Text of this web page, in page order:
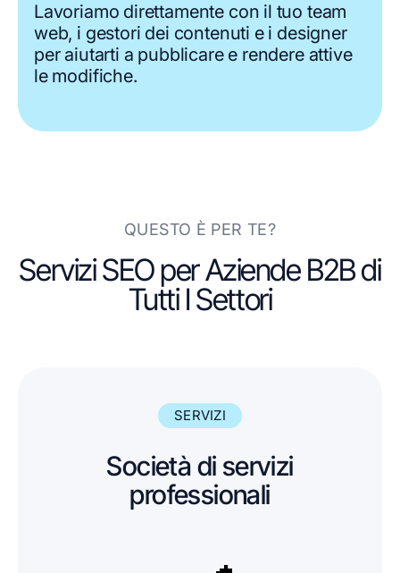
Lavoriamo direttamente con il tuo team
web, i gestori dei contenuti e i designer
per aiutarti a pubblicare e rendere attive
le modifiche.
QUESTO È PER TE?
Servizi SEO per Aziende B2B di
Tutti I Settori
SERVIZI
Società di servizi
professionali